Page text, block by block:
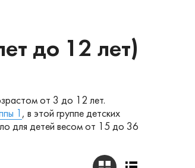
до 12 лет)
от 3 до 12 лет.
1 , в этой группе детских
для детей весом от 15 до 36